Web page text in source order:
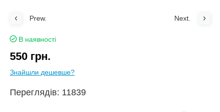
Prew. Next.
В наявності
550 грн.
Знайшли дешевше?
Переглядів: 11839